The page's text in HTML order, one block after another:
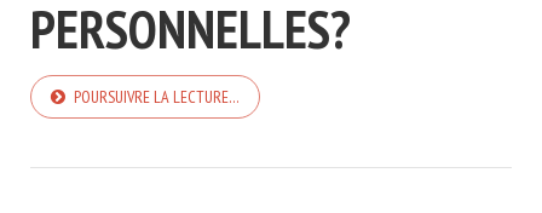
PERSONNELLES?
POURSUIVRE LA LECTURE…